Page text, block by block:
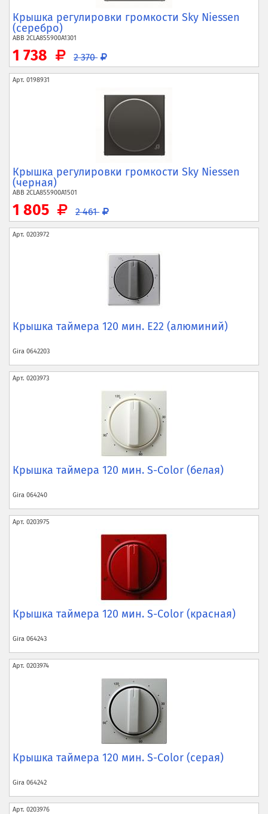
Крышка регулировки громкости Sky Niessen
(серебро)
ABB 2CLA855900A1301
1 738 2 370
Арт. 0198931
Крышка регулировки громкости Sky Niessen
(черная)
ABB 2CLA855900A1501
1 805 2 461
Арт. 0203972
Крышка таймера 120 мин. E22 (алюминий)
Gira 0642203
Арт. 0203973
Крышка таймера 120 мин. S-Color (белая)
Gira 064240
Арт. 0203975
Крышка таймера 120 мин. S-Color (красная)
Gira 064243
Арт. 0203974
Крышка таймера 120 мин. S-Color (серая)
Gira 064242
Арт. 0203976